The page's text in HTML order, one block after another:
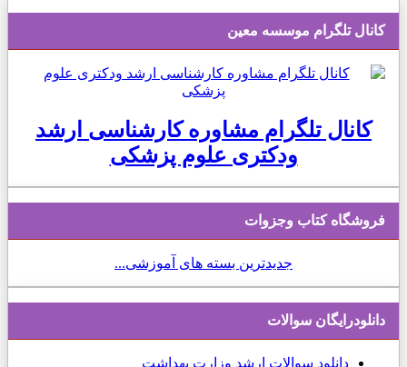
کانال تلگرام موسسه معین
کانال تلگرام مشاوره کارشناسی ارشد
ودکتری علوم پزشکی
فروشگاه کتاب وجزوات
جدیدترین بسته های آموزشی...
دانلودرایگان سوالات
دانلود سوالات ارشد وزارت بهداشت